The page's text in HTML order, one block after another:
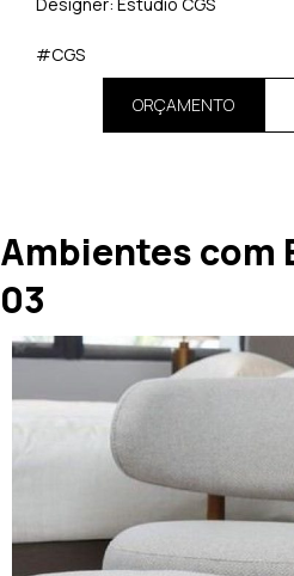
#CGS
ORÇAMENTO
Ambientes com
03